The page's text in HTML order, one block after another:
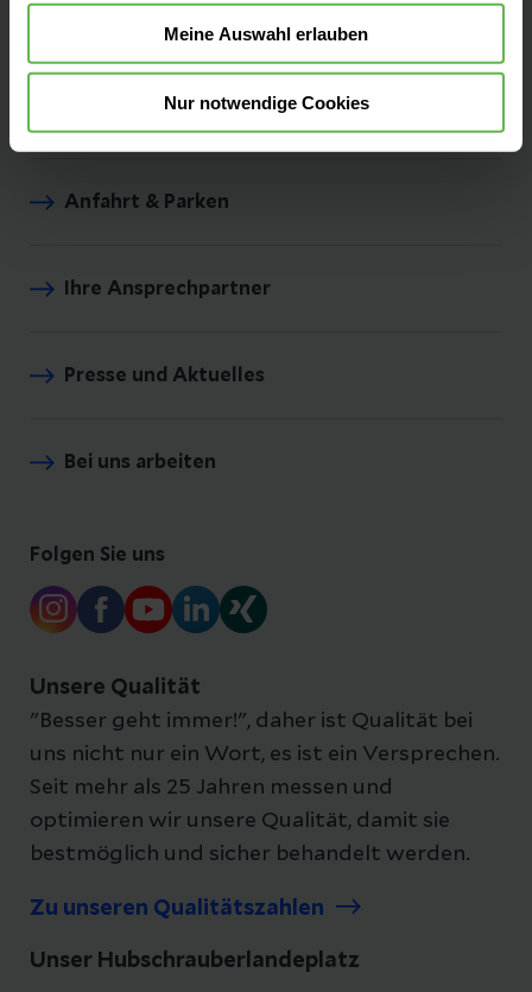
Meine Auswahl erlauben
Nur notwendige Cookies
Fachbereiche
Unsere Zentren
Anfahrt & Parken
Ihre Ansprechpartner
Presse und Aktuelles
Bei uns arbeiten
Folgen Sie uns
Unsere Qualität
"Besser geht immer!", daher ist Qualität bei
uns nicht nur ein Wort, es ist ein Versprechen.
Seit mehr als 25 Jahren messen und
optimieren wir unsere Qualität, damit sie
bestmöglich und sicher behandelt werden.
Zu unseren Qualitätszahlen
Unser Hubschrauberlandeplatz